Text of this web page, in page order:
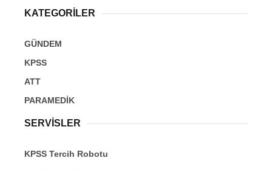
KATEGORİLER
GÜNDEM
KPSS
ATT
PARAMEDİK
SERVİSLER
KPSS Tercih Robotu